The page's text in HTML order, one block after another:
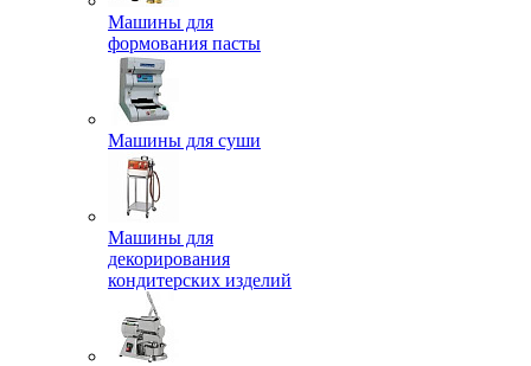
Машины для
формования пасты
Машины для суши
Машины для
декорирования
кондитерских изделий